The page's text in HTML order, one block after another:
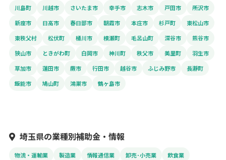
川島町
川越市 さいたま市 幸手市 志木市 戸田市
所沢市
新座市
日高市 春日部市 朝霞市 本庄市 杉戸町
東松山市
東秩父村
松伏町 桶川市 横瀬町 毛呂山町 深谷市
熊谷市
狭山市
ときがわ町 白岡市 神川町 秩父市 美里町
羽生市
草加市
蓮田市 蕨市 行田市 越谷市 ふじみ野市
長瀞町
飯能市
鳩山町 鴻巣市 鶴ヶ島市
埼玉県の業種別補助金・情報
物流・運輸業 製造業 情報通信業 卸売･小売業
飲食業